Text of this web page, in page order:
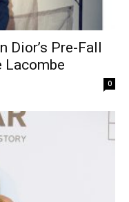
Dior’s Pre-Fall
Lacombe
0